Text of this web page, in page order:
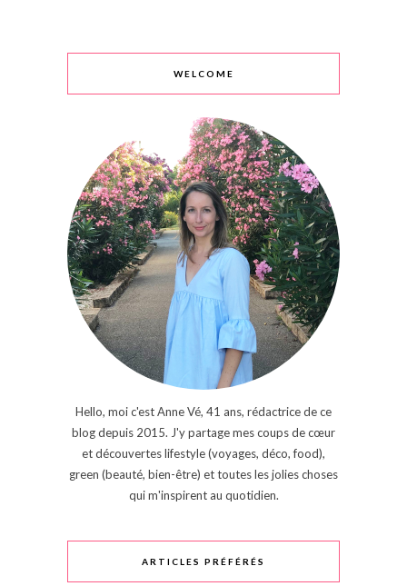
WELCOME
Hello, moi c'est Anne Vé, 41 ans, rédactrice de ce
blog depuis 2015. J'y partage mes coups de cœur
et découvertes lifestyle (voyages, déco, food),
green (beauté, bien-être) et toutes les jolies choses
qui m'inspirent au quotidien.
ARTICLES PRÉFÉRÉS